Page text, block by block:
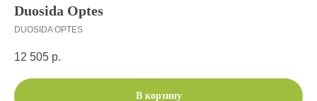
Duosida Optes
DUOSIDA OPTES
12 505 р.
В корзину